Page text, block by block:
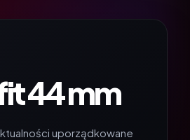
44 mm
uporządkowane